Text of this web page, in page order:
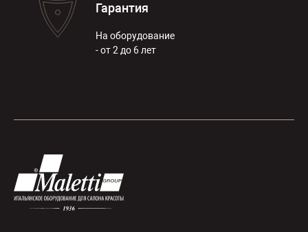
Гарантия
На оборудование
- от 2 до 6 лет